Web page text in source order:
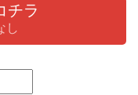
チラ
し